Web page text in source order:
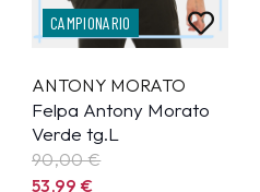
CAMPIONARIO
ANTONY MORATO
Felpa Antony Morato
Verde tg.L
90,00 €
53,99€